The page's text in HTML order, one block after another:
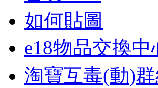
如何貼圖
e18物品交換中
淘寶互毒(動)